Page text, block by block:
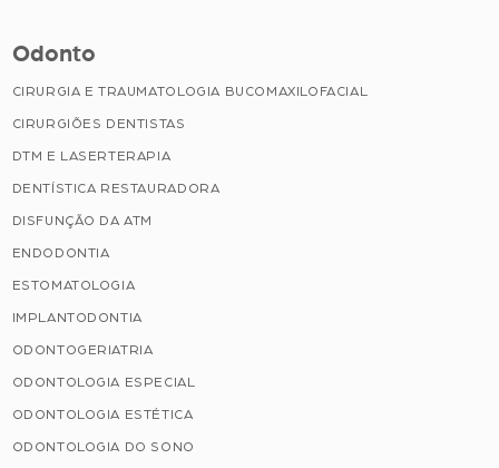
Odonto
CIRURGIA E TRAUMATOLOGIA BUCOMAXILOFACIAL
CIRURGIÕES DENTISTAS
DTM E LASERTERAPIA
DENTÍSTICA RESTAURADORA
DISFUNÇÃO DA ATM
ENDODONTIA
ESTOMATOLOGIA
IMPLANTODONTIA
ODONTOGERIATRIA
ODONTOLOGIA ESPECIAL
ODONTOLOGIA ESTÉTICA
ODONTOLOGIA DO SONO